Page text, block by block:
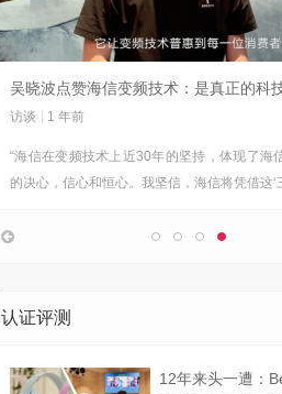
吴晓波点赞海信变频技术：是真正的科
访谈 1 年前
“海信在变频技术上近30年的坚持，体现了海
的决心，信心和恒心。我坚信，海信将凭借这‘
认证评测
12年来头一遭：